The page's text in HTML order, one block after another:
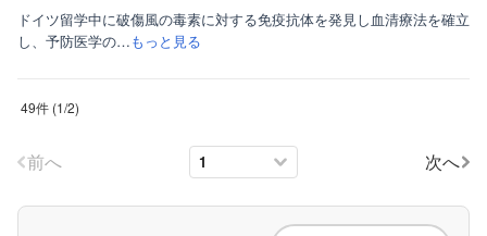
ドイツ留学中に破傷風の毒素に対する免疫抗体を発見し血清療法を確立
し、予防医学の…もっと見る
49件 (1/2)
前へ 次へ